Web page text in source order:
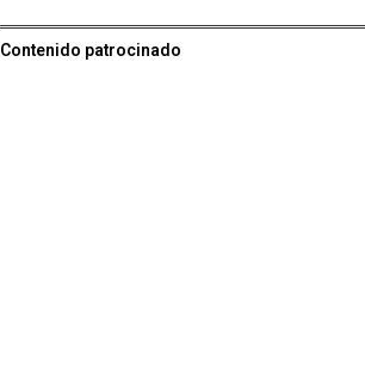
Contenido patrocinado